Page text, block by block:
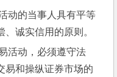
的当事人具有平等
诚实信用的原则。
动，必须遵守法
易和操纵证券市场的